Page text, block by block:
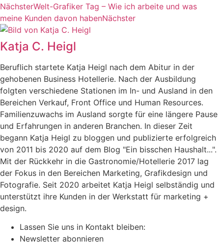
NächsterWelt-Grafiker Tag – Wie ich arbeite und was
meine Kunden davon habenNächster
Katja C. Heigl
Beruflich startete Katja Heigl nach dem Abitur in der
gehobenen Business Hotellerie. Nach der Ausbildung
folgten verschiedene Stationen im In- und Ausland in den
Bereichen Verkauf, Front Office und Human Resources.
Familienzuwachs im Ausland sorgte für eine längere Pause
und Erfahrungen in anderen Branchen. In dieser Zeit
begann Katja Heigl zu bloggen und publizierte erfolgreich
von 2011 bis 2020 auf dem Blog "Ein bisschen Haushalt...".
Mit der Rückkehr in die Gastronomie/Hotellerie 2017 lag
der Fokus in den Bereichen Marketing, Grafikdesign und
Fotografie. Seit 2020 arbeitet Katja Heigl selbständig und
unterstützt ihre Kunden in der Werkstatt für marketing +
design.
Lassen Sie uns in Kontakt bleiben:
Newsletter abonnieren